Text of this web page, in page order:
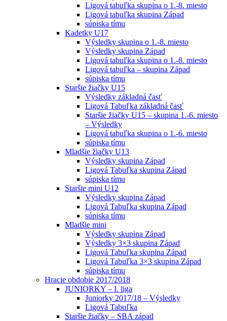
Ligová tabuľka skupina o 1.-8. miesto
Ligová tabuľka skupina Západ
súpiska tímu
Kadetky U17
Výsledky skupina o 1.-8. miesto
Výsledky skupina Západ
Ligová tabuľka skupina o 1.-8. miesto
Ligová tabuľka – skupina Západ
súpiska tímu
Staršie žiačky U15
Výsledky základná časť
Ligová Tabuľka základná časť
Staršie žiačky U15 – skupina 1.-6. miesto
– Výsledky
Ligová tabuľka skupina o 1.-6. miesto
súpiska tímu
Mladšie žiačky U13
Výsledky skupina Západ
Ligová Tabuľka skupina Západ
súpiska tímu
Staršie mini U12
Výsledky skupina Západ
Ligová Tabuľka skupina Západ
súpiska tímu
Mladšie mini
Výsledky skupina Západ
Výsledky 3×3 skupina Západ
Ligová Tabuľka skupina Západ
Ligová Tabuľka 3×3 skupina Západ
súpiska tímu
Hracie obdobie 2017/2018
JUNIORKY – I. liga
Juniorky 2017/18 – Výsledky
Ligová Tabuľka
Staršie žiačky – SBA západ